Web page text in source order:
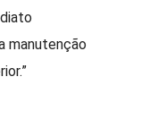
manutenção